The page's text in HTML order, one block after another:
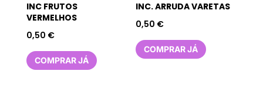
INC FRUTOS
VERMELHOS
0,50 €
COMPRAR JÁ
INC. ARRUDA VARETAS
0,50 €
COMPRAR JÁ